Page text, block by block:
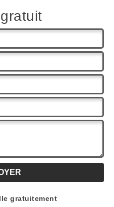
gratuitement